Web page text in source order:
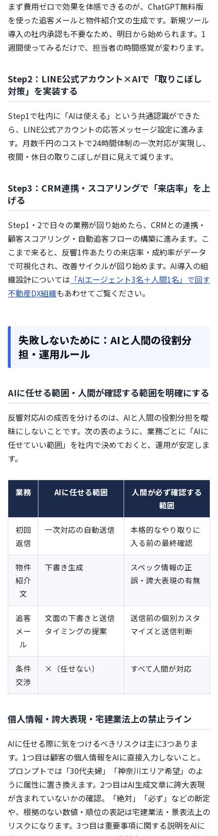
まず費用ゼロで効果を体感できるのが、ChatGPT無料版
を使った追客メールと物件紹介文の生成です。新規ツール
導入の社内承認も不要なため、明日から始められます。1
週間使ってみるだけで、担当者の時間感覚が変わります。
Step2：LINE公式アカウント×AIで「取りこぼし
対策」を実装する
Step1で社内に「AIは使える」という共通認識ができた
ら、LINE公式アカウントの応答メッセージ設定に進みま
す。月数千円のコストで24時間体制の一次対応が実現し、
夜間・休日の取りこぼしが目に見えて減ります。
Step3：CRM連携・スコアリングで「来店率」を上
げる
Step1・2で日々の業務が回り始めたら、CRMとの連携・
顧客スコアリング・自動追客フローの構築に進みます。こ
こまで来ると、反響1件あたりの来店率・成約率がデータ
で可視化され、改善サイクルが回り始めます。AI導入の組
織設計については 「AIエージェント3名＋人間1名」で回す
不動産DX組織もあわせてご覧ください。
失敗しないために：AIと人間の役割分
担・運用ルール
AIに任せる範囲・人間が確認する範囲を明確にする
反響対応AIの成否を分けるのは、AIと人間の役割分担を曖
昧にしないことです。次の表のように、業務ごとに「AIに
任せていい範囲」を社内で決めておくと、運用が安定しま
す。
業務 AIに任せる範囲
人間が必ず確認する
範囲
初回
返信
一次対応の自動送信
本格的なやり取りに
入る前の最終確認
物件
紹介
文
下書き生成
スペック情報の正
誤・誇大表現の有無
追客
メー
ル
文面の下書きと送信
タイミングの提案
送信前の個別カスタ
マイズと送信判断
条件
交渉
×（任せない） すべて人間が対応
個人情報・誇大表現・宅建業法上の禁止ライン
AIに任せる際に気をつけるべきリスクは主に3つありま
す。1つ目は顧客の個人情報をAIに直接入力しないこと。
プロンプトでは「30代夫婦」「神奈川エリア希望」のよ
うに属性に置き換えます。2つ目はAI生成文章に誇大表現
が含まれていないかの確認。「絶対」「必ず」などの断定
や、根拠のない数値・順位の表記は宅建業法・景表法上の
リスクになります。3つ目は重要事項に関する説明をAIに